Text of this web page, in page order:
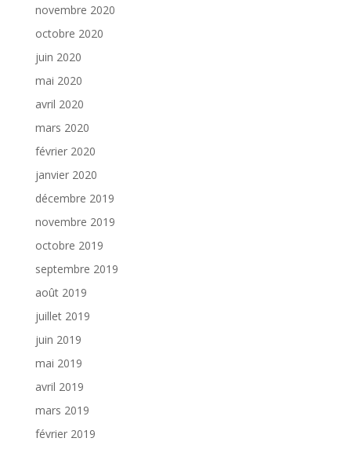
novembre 2020
octobre 2020
juin 2020
mai 2020
avril 2020
mars 2020
février 2020
janvier 2020
décembre 2019
novembre 2019
octobre 2019
septembre 2019
août 2019
juillet 2019
juin 2019
mai 2019
avril 2019
mars 2019
février 2019